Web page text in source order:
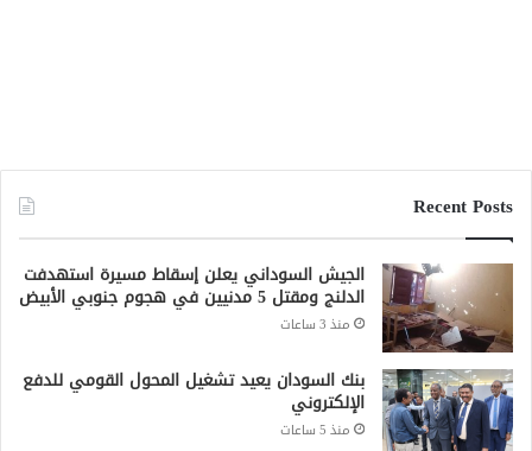
Recent Posts
الجيش السوداني يعلن إسقاط مسيرة استهدفت
الدلنج ومقتل 5 مدنيين في هجوم جنوبي الأبيض
منذ 3 ساعات
بنك السودان يعيد تشغيل المحول القومي للدفع
الإلكتروني
منذ 5 ساعات